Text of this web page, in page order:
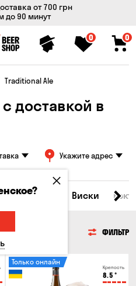
от 700 грн
до 90 минут
0 0
Traditional Ale
доставкой в
Укажите адрес
Сидр Виски
ФИЛЬТР
Крепость
8.5 °
Только онлайн